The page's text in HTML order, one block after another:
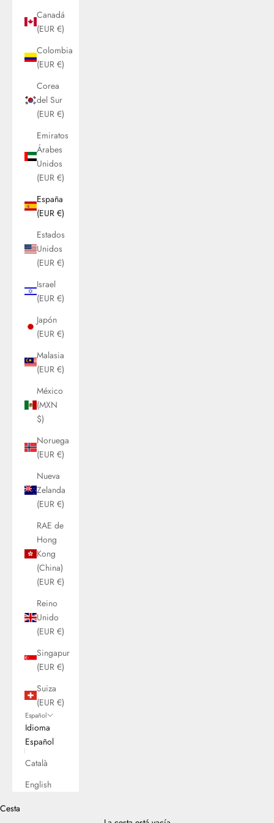
Canadá
(EUR €)
Colombia
(EUR €)
Corea
del Sur
(EUR €)
Emiratos
Árabes
Unidos
(EUR €)
España
(EUR €)
Estados
Unidos
(EUR €)
Israel
(EUR €)
Japón
(EUR €)
Malasia
(EUR €)
México
(MXN
$)
Noruega
(EUR €)
Nueva
Zelanda
(EUR €)
RAE de
Hong
Kong
(China)
(EUR €)
Reino
Unido
(EUR €)
Singapur
(EUR €)
Suiza
(EUR €)
Español
Idioma
Español
Català
English
Cesta